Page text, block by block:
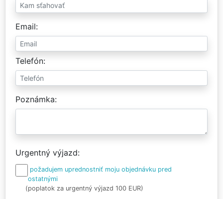
Email
Telefón
Poznámka
Urgentný výjazd
požadujem uprednostniť moju objednávku pred
ostatnými
(poplatok za urgentný výjazd 100 EUR)